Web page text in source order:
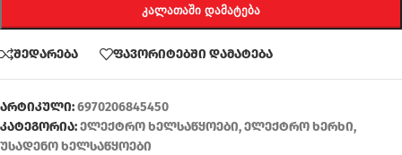
ᲙᲐᲚᲐᲗᲐᲨᲘ ᲓᲐᲛᲐᲢᲔᲑᲐ
შედარება ფავორიტებში დამატება
არტიკული:6970206845450
კატეგორია:ელექტრო ხელსაწყოები,ელექტრო ხერხი,
უსადენო ხელსაწყოები